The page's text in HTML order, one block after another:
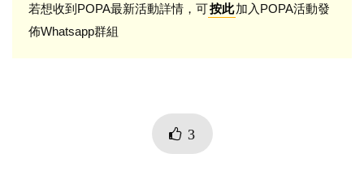
若想收到POPA最新活動詳情，可按此加入POPA活動發
佈Whatsapp群組
3